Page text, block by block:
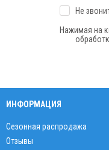
Не
Нажимая на
ИНФОРМАЦИЯ
Сезонная распродажа
Отзывы